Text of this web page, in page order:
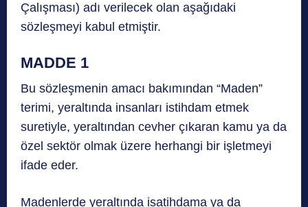
Çalışması) adı verilecek olan aşağıdaki
sözleşmeyi kabul etmiştir.
MADDE 1
Bu sözleşmenin amacı bakımından “Maden”
terimi, yeraltında insanları istihdam etmek
suretiyle, yeraltından cevher çıkaran kamu ya da
özel sektör olmak üzere herhangi bir işletmeyi
ifade eder.
Madenlerde yeraltında isatihdama ya da